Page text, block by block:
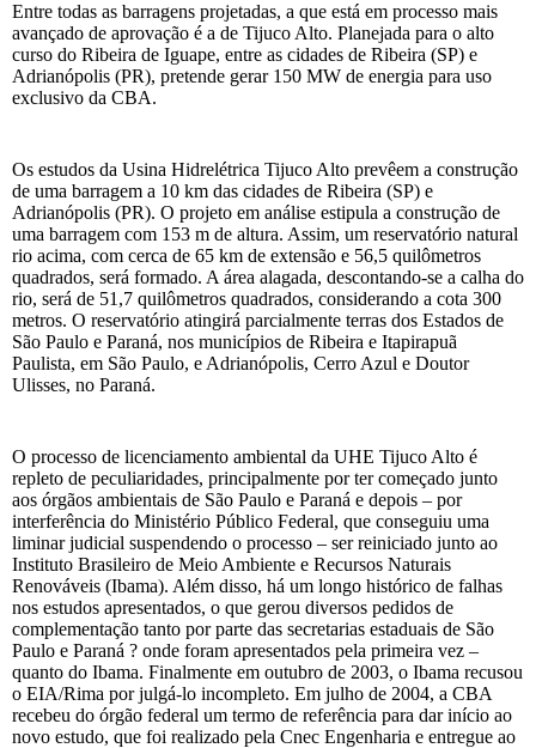
Entre todas as barragens projetadas, a que está em processo mais
avançado de aprovação é a de Tijuco Alto. Planejada para o alto
curso do Ribeira de Iguape, entre as cidades de Ribeira (SP) e
Adrianópolis (PR), pretende gerar 150 MW de energia para uso
exclusivo da CBA.
Os estudos da Usina Hidrelétrica Tijuco Alto prevêem a construção
de uma barragem a 10 km das cidades de Ribeira (SP) e
Adrianópolis (PR). O projeto em análise estipula a construção de
uma barragem com 153 m de altura. Assim, um reservatório natural
rio acima, com cerca de 65 km de extensão e 56,5 quilômetros
quadrados, será formado. A área alagada, descontando-se a calha do
rio, será de 51,7 quilômetros quadrados, considerando a cota 300
metros. O reservatório atingirá parcialmente terras dos Estados de
São Paulo e Paraná, nos municípios de Ribeira e Itapirapuã
Paulista, em São Paulo, e Adrianópolis, Cerro Azul e Doutor
Ulisses, no Paraná.
O processo de licenciamento ambiental da UHE Tijuco Alto é
repleto de peculiaridades, principalmente por ter começado junto
aos órgãos ambientais de São Paulo e Paraná e depois – por
interferência do Ministério Público Federal, que conseguiu uma
liminar judicial suspendendo o processo – ser reiniciado junto ao
Instituto Brasileiro de Meio Ambiente e Recursos Naturais
Renováveis (Ibama). Além disso, há um longo histórico de falhas
nos estudos apresentados, o que gerou diversos pedidos de
complementação tanto por parte das secretarias estaduais de São
Paulo e Paraná ? onde foram apresentados pela primeira vez –
quanto do Ibama. Finalmente em outubro de 2003, o Ibama recusou
o EIA/Rima por julgá-lo incompleto. Em julho de 2004, a CBA
recebeu do órgão federal um termo de referência para dar início ao
novo estudo, que foi realizado pela Cnec Engenharia e entregue ao